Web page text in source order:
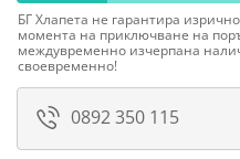
БГ Хлапета не гарантира
момента на приключване на
междувременно изчерпана
своевременно!
0892 350 115